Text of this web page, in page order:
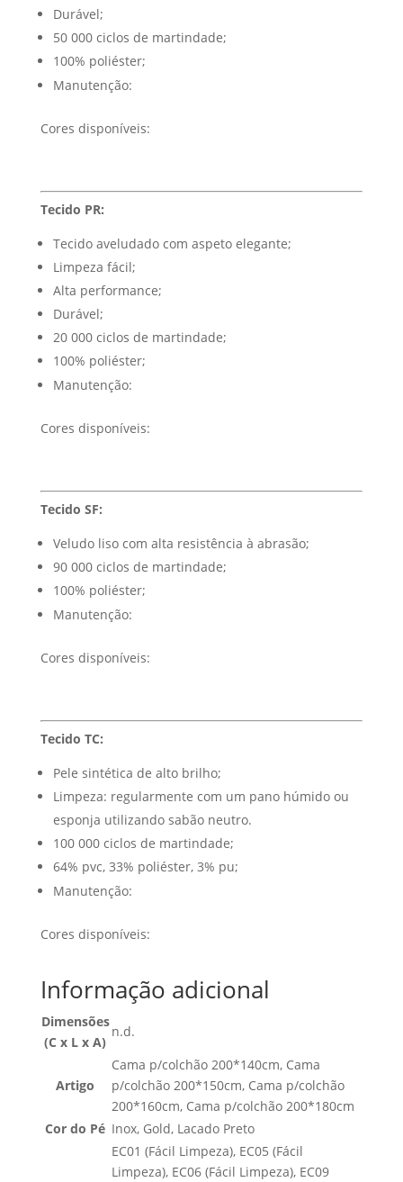
Durável;
50 000 ciclos de martindade;
100% poliéster;
Manutenção:
Cores disponíveis:
Tecido PR:
Tecido aveludado com aspeto elegante;
Limpeza fácil;
Alta performance;
Durável;
20 000 ciclos de martindade;
100% poliéster;
Manutenção:
Cores disponíveis:
Tecido SF:
Veludo liso com alta resistência à abrasão;
90 000 ciclos de martindade;
100% poliéster;
Manutenção:
Cores disponíveis:
Tecido TC:
Pele sintética de alto brilho;
Limpeza: regularmente com um pano húmido ou
esponja utilizando sabão neutro.
100 000 ciclos de martindade;
64% pvc, 33% poliéster, 3% pu;
Manutenção:
Cores disponíveis:
Informação adicional
Dimensões
(C x L x A)
n.d.
Artigo
Cama p/colchão 200*140cm, Cama
p/colchão 200*150cm, Cama p/colchão
200*160cm, Cama p/colchão 200*180cm
Cor do Pé Inox, Gold, Lacado Preto
EC01 (Fácil Limpeza), EC05 (Fácil
Limpeza), EC06 (Fácil Limpeza), EC09